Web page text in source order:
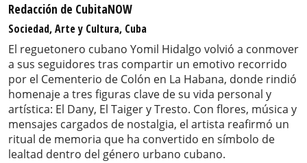
Redacción de CubitaNOW
Sociedad, Arte y Cultura, Cuba
El reguetonero cubano Yomil Hidalgo volvió a conmover
a sus seguidores tras compartir un emotivo recorrido
por el Cementerio de Colón en La Habana, donde rindió
homenaje a tres figuras clave de su vida personal y
artística: El Dany, El Taiger y Tresto. Con flores, música y
mensajes cargados de nostalgia, el artista reafirmó un
ritual de memoria que ha convertido en símbolo de
lealtad dentro del género urbano cubano.